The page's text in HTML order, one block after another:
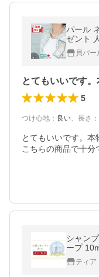
パール
ゼント
母の日
貝パ
5
つけ心地 ： 良い、 長さ ：
とてもいいです。
こちらの商品で十分
シャン
ープ
×2
ベル ラ
ティア